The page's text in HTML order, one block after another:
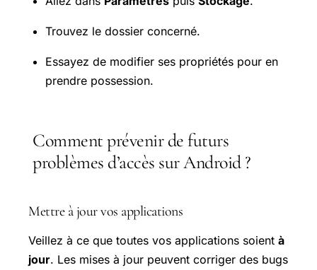
Trouvez le dossier concerné.
Essayez de modifier ses propriétés pour en
prendre possession.
Comment prévenir de futurs
problèmes d’accès sur Android ?
Mettre à jour vos applications
Veillez à ce que toutes vos applications soient à
jour. Les mises à jour peuvent corriger des bugs